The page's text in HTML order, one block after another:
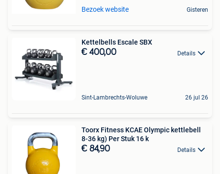
Bezoek website Gisteren
Kettelbells Escale SBX
€ 400,00 Details
Sint-Lambrechts-Woluwe 26 jul 26
Toorx Fitness KCAE Olympic kettlebell
8-36 kg) Per Stuk 16 k
€ 84,90 Details